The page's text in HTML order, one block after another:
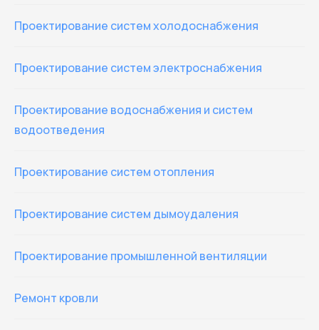
Проектирование систем холодоснабжения
Проектирование систем электроснабжения
Проектирование водоснабжения и систем
водоотведения
Проектирование систем отопления
Проектирование систем дымоудаления
Проектирование промышленной вентиляции
Ремонт кровли